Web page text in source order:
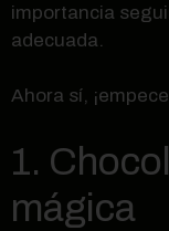
importancia
adecuada.
Ahora sí,
1.
mágica